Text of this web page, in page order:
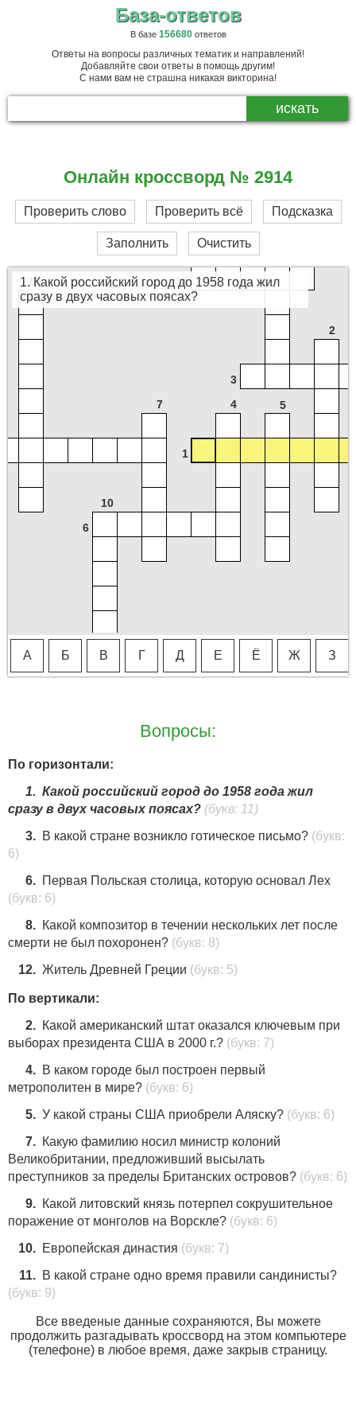
База-ответов
В базе 156680ответов
Ответы на вопросы различных тематик и направлений!
Добавляйте свои ответы в помощь другим!
С нами вам не страшна никакая викторина!
Онлайн кроссворд № 2914
Проверить слово Проверить всё Подсказка
Заполнить Очистить
1. Какой российский город до 1958 года жил
сразу в двух часовых поясах?
А Б В Г Д Е Ё Ж З
11 12
2
3
7
4 5
1
10
6
Вопросы:
По горизонтали:
1. Какой российский город до 1958 года жил
сразу в двух часовых поясах? (букв: 11)
3. В какой стране возникло готическое письмо? (букв:
6)
6. Первая Польская столица, которую основал Лех
(букв: 6)
8. Какой композитор в течении нескольких лет после
смерти не был похоронен? (букв: 8)
12. Житель Древней Греции (букв: 5)
По вертикали:
2. Какой американский штат оказался ключевым при
выборах президента США в 2000 г.? (букв: 7)
4. В каком городе был построен первый
метрополитен в мире? (букв: 6)
5. У какой страны США приобрели Аляску? (букв: 6)
7. Какую фамилию носил министр колоний
Великобритании, предложивший высылать
преступников за пределы Британских островов? (букв: 6)
9. Какой литовский князь потерпел сокрушительное
поражение от монголов на Ворскле? (букв: 6)
10. Европейская династия (букв: 7)
11. В какой стране одно время правили сандинисты?
(букв: 9)
Все введеные данные сохраняются, Вы можете
продолжить разгадывать кроссворд на этом компьютере
(телефоне) в любое время, даже закрыв страницу.